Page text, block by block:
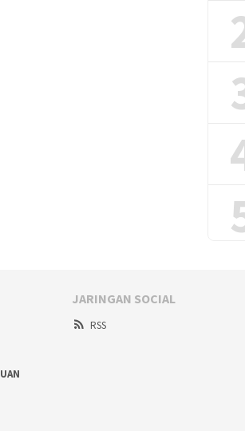
JARINGAN SOCIAL
RSS